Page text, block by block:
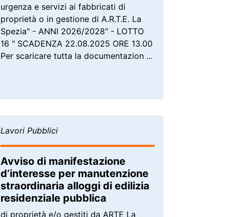
urgenza e servizi ai fabbricati di
proprietà o in gestione di A.R.T.E. La
Spezia" - ANNI 2026/2028" - LOTTO
16 " SCADENZA 22.08.2025 ORE 13.00
Per scaricare tutta la documentazion ...
Lavori Pubblici
Avviso di manifestazione
d’interesse per manutenzione
straordinaria alloggi di edilizia
residenziale pubblica
di proprietà e/o gestiti da ARTE La